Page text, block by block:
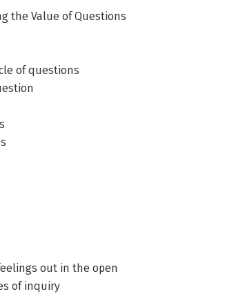
the Value of Questions
of questions
out in the open
of inquiry